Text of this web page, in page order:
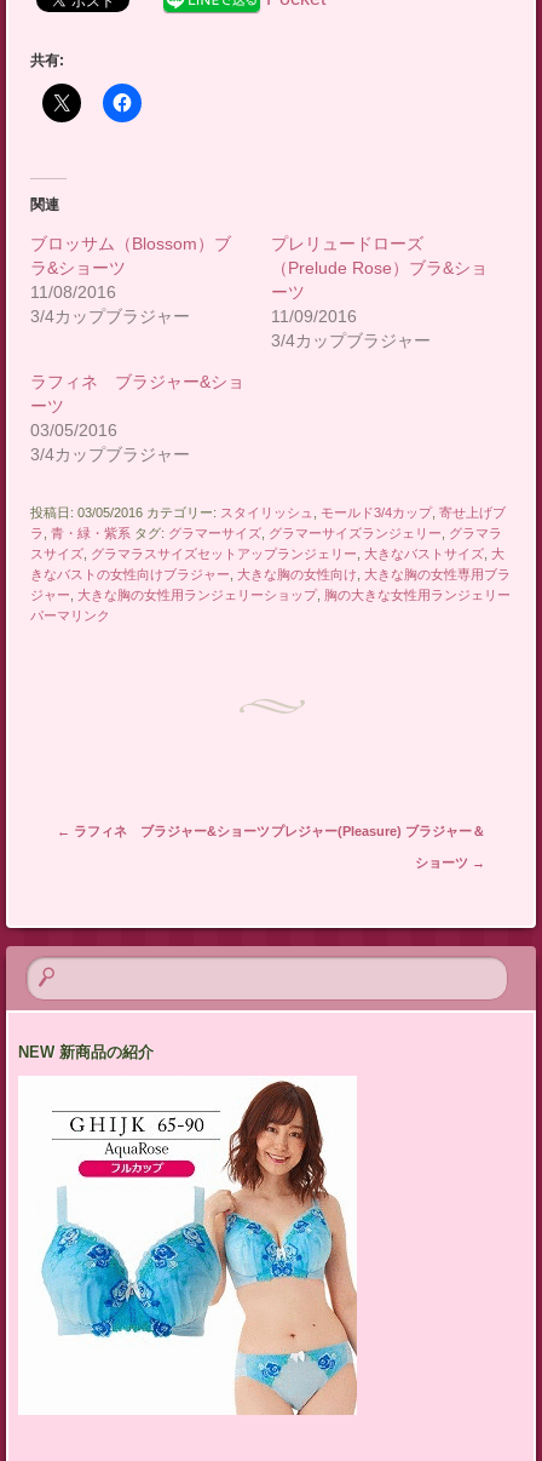
共有:
関連
ブロッサム（Blossom）ブ
ラ&ショーツ
11/08/2016
3/4カップブラジャー
プレリュードローズ
（Prelude Rose）ブラ&ショ
ーツ
11/09/2016
3/4カップブラジャー
ラフィネ ブラジャー&ショ
ーツ
03/05/2016
3/4カップブラジャー
投稿日: 03/05/2016 カテゴリー: スタイリッシュ, モールド3/4カップ, 寄せ上げブ
ラ , 青・緑・紫系タグ: グラマーサイズ, グラマーサイズランジェリー, グラマラ
スサイズ, グラマラスサイズセットアップランジェリー, 大きなバストサイズ, 大
きなバストの女性向けブラジャー, 大きな胸の女性向け, 大きな胸の女性専用ブラ
ジャー, 大きな胸の女性用ランジェリーショップ, 胸の大きな女性用ランジェリー
パーマリンク
投稿ナビゲーション
← ラフィネ ブラジャー&ショーツ プレジャー(Pleasure) ブラジャー＆
ショーツ →
NEW 新商品の紹介